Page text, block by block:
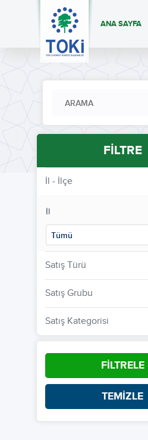
ANA SAYFA
FİLTRE
İl - İlçe
İl
Tümü
Satış Türü
Satış Grubu
Satış Kategorisi
FİLTRELE
TEMİZLE